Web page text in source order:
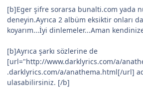
[b]Eger şifre sorarsa bunalti.com yada
deneyin.Ayrıca 2 albüm eksiktir onları
koyarım...İyi dinlemeler...Aman
[b]Ayrıca şarkı sözlerine de
[url="http://www.darklyrics.com/a/
.darklyrics.com/a/anathema.html[/url]
ulasabilirsiniz. [/b]